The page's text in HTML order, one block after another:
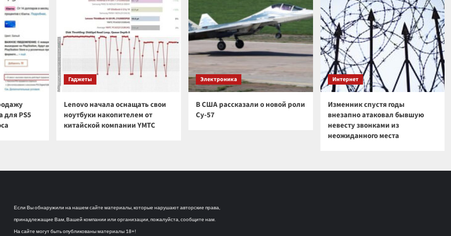
для PS5
Гаджеты
Lenovo начала оснащать свои
ноутбуки накопителем от
китайской компании YMTC
Электроника
В США рассказали о новой роли
Су-57
Интернет
Изменник спустя годы
внезапно атаковал бывшую
невесту звонками из
неожиданного места
Если Вы обнаружили на нашем сайте материалы, которые нарушают авторские права,
принадлежащие Вам, Вашей компании или организации, пожалуйста, сообщите нам.
На сайте могут быть опубликованы материалы 18+!